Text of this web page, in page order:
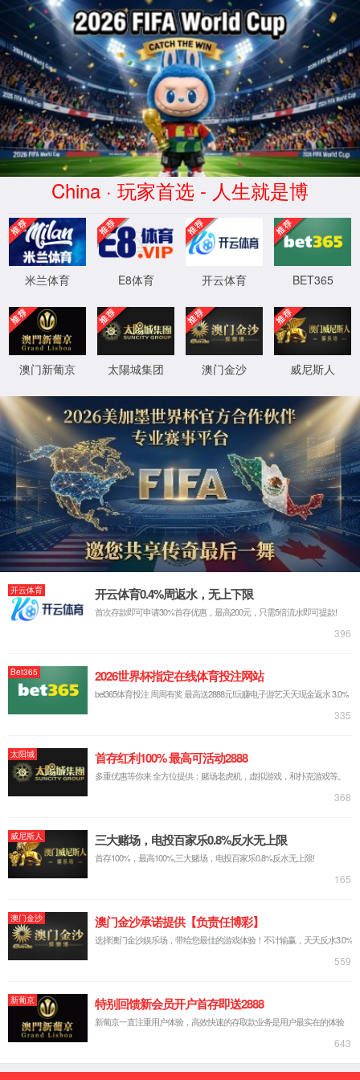
CHINA·3133拉斯维加斯-品牌官
网
欢迎访问西华大学-应急学院！ 2026年08月09日8时17分34秒
首页 拉斯维加斯3133线路 党建工作 师资队伍
发布人